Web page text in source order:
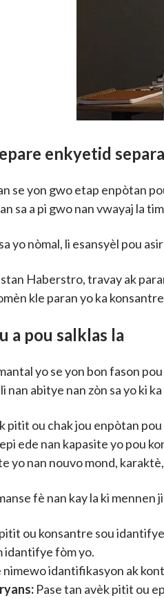
enkyetid
se yon gwo etap enpòtan
sa a pi gwo nan vwayaj la
yo nòmal, li esansyèl pou
Haberstro, travay ak
kle paran yo ka
a pou salklas la
yo se yon bon fason
nan abitye nan zòn sa yo ki
pitit ou chak jou enpòtan
ede nan kapasite yo pou
yo nan nouvo mond,
fè nan kay la ki mennen
ou konsantre sou
idantifye fòm yo.
idantifikasyon ak
Pase tan avèk pitit ou